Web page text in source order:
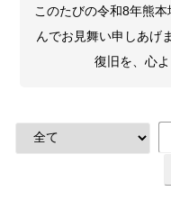
このたびの令和8年熊
んでお見舞い申しあげ
復旧を、心